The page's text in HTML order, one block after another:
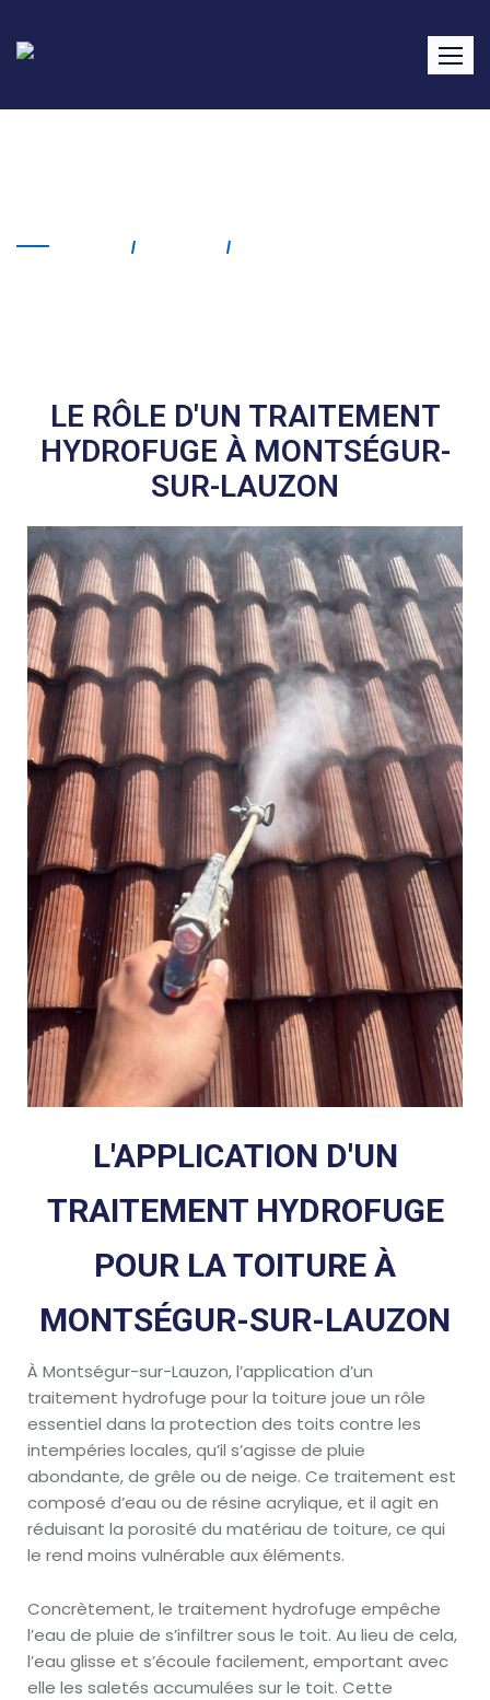
LE RÔLE D'UN TRAITEMENT
HYDROFUGE À MONTSÉGUR-
SUR-LAUZON
L'APPLICATION D'UN
TRAITEMENT HYDROFUGE
POUR LA TOITURE À
MONTSÉGUR-SUR-LAUZON
À Montségur-sur-Lauzon, l’application d’un
traitement hydrofuge pour la toiture joue un rôle
essentiel dans la protection des toits contre les
intempéries locales, qu’il s’agisse de pluie
abondante, de grêle ou de neige. Ce traitement est
composé d’eau ou de résine acrylique, et il agit en
réduisant la porosité du matériau de toiture, ce qui
le rend moins vulnérable aux éléments.
Concrètement, le traitement hydrofuge empêche
l’eau de pluie de s’infiltrer sous le toit. Au lieu de cela,
l’eau glisse et s’écoule facilement, emportant avec
elle les saletés accumulées sur le toit. Cette